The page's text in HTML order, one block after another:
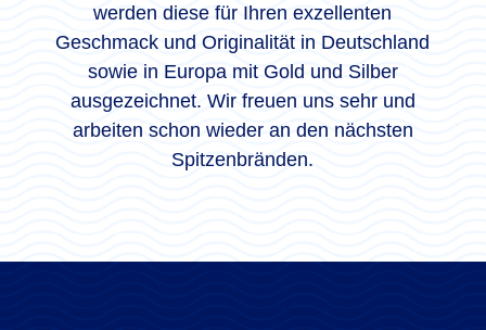
werden diese für Ihren exzellenten
Geschmack und Originalität in Deutschland
sowie in Europa mit Gold und Silber
ausgezeichnet. Wir freuen uns sehr und
arbeiten schon wieder an den nächsten
Spitzenbränden.